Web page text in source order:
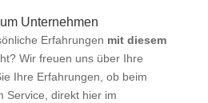
Unternehmen
Erfahrungen mit diesem
Wir freuen uns über Ihre
Ihre Erfahrungen, ob beim
Service, direkt hier im